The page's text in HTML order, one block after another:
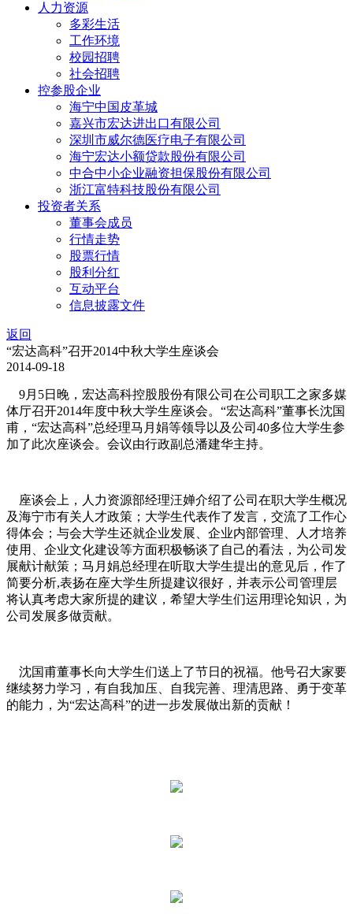
人力资源
多彩生活
工作环境
校园招聘
社会招聘
控参股企业
海宁中国皮革城
嘉兴市宏达进出口有限公司
深圳市威尔德医疗电子有限公司
海宁宏达小额贷款股份有限公司
中合中小企业融资担保股份有限公司
浙江富特科技股份有限公司
投资者关系
董事会成员
行情走势
股票行情
股利分红
互动平台
信息披露文件
返回
“宏达高科”召开2014中秋大学生座谈会
2014-09-18
9月5日晚，宏达高科控股股份有限公司在公司职工之家多媒
体厅召开2014年度中秋大学生座谈会。“宏达高科”董事长沈国
甫，“宏达高科”总经理马月娟等领导以及公司40多位大学生参
加了此次座谈会。会议由行政副总潘建华主持。
座谈会上，人力资源部经理汪婵介绍了公司在职大学生概况
及海宁市有关人才政策；大学生代表作了发言，交流了工作心
得体会；与会大学生还就企业发展、企业内部管理、人才培养
使用、企业文化建设等方面积极畅谈了自己的看法，为公司发
展献计献策；马月娟总经理在听取大学生提出的意见后，作了
简要分析,表扬在座大学生所提建议很好，并表示公司管理层
将认真考虑大家所提的建议，希望大学生们运用理论知识，为
公司发展多做贡献。
沈国甫董事长向大学生们送上了节日的祝福。他号召大家要
继续努力学习，有自我加压、自我完善、理清思路、勇于变革
的能力，为“宏达高科”的进一步发展做出新的贡献！